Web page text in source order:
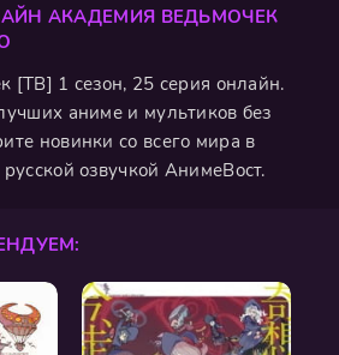
АКАДЕМИЯ ВЕДЬМОЧЕК
[ТВ] 1 сезон, 25 серия онлайн.
аниме и мультиков без
новинки со всего мира в
озвучкой АнимеВост.